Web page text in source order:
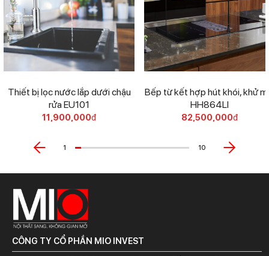
Thiết bị lọc nước lắp dưới chậu
rửa EU101
11,900,000đ
Bếp từ kết hợp hút khói, khử
HH864LI
82,500,000đ
1 10
CÔNG TY CỔ PHẦN MIO INVEST